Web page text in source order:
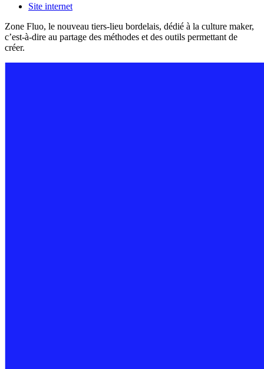
Site internet
Zone Fluo, le nouveau tiers-lieu bordelais, dédié à la culture maker,
c’est-à-dire au partage des méthodes et des outils permettant de
créer.